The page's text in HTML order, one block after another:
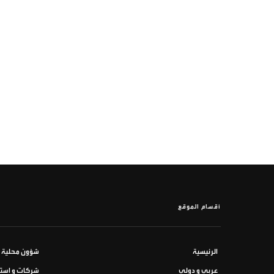
أقسام الموقع
الرئيسية شؤون محلية
عربي و دولي شركات و